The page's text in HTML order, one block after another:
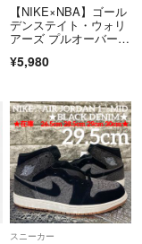
【NIKE×NBA】ゴール
デンステイト・ウォリ
アーズ プルオーバーパ
¥5,980
スニーカー